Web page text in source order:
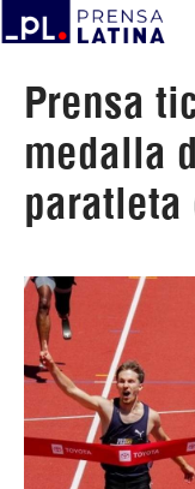
Prensa
medalla
paratleta